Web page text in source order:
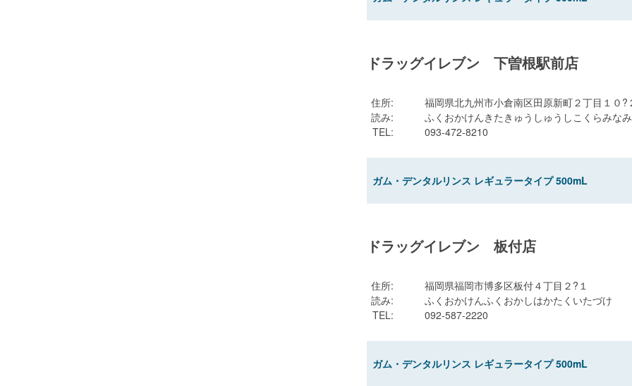
ドラッグイレブン 下曽根駅前店
住所:
福岡県北九州市小倉南区田原新町２丁目１０?
読み:
ふくおかけんきたきゅうしゅうしこくらみな
TEL: 093-472-8210
ガム・デンタルリンス レギュラータイプ 500mL
ドラッグイレブン 板付店
住所:
福岡県福岡市博多区板付４丁目２?１
読み:
ふくおかけんふくおかしはかたくいたづけ
TEL: 092-587-2220
ガム・デンタルリンス レギュラータイプ 500mL